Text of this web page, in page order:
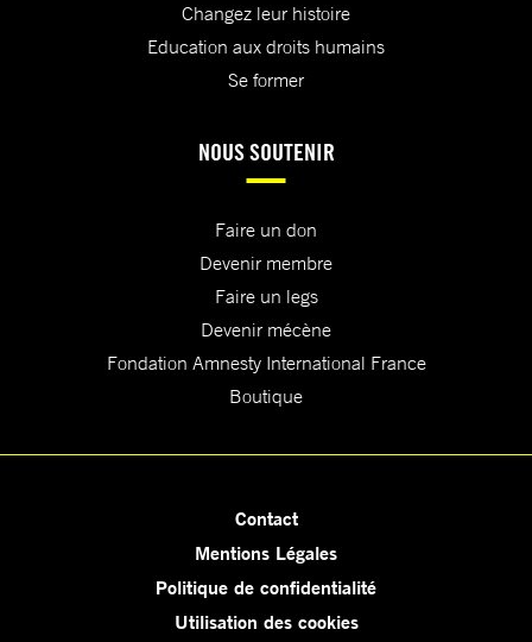
Changez leur histoire
Education aux droits humains
Se former
NOUS SOUTENIR
Faire un don
Devenir membre
Faire un legs
Devenir mécène
Fondation Amnesty International France
Boutique
Contact
Mentions Légales
Politique de confidentialité
Utilisation des cookies